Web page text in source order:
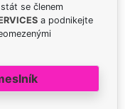
se členem
a podnikejte